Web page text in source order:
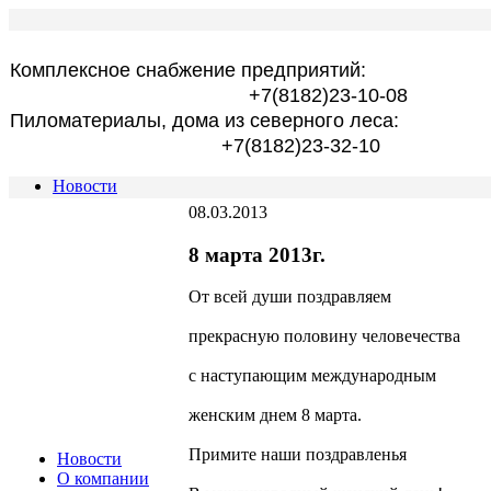
Комплексное снабжение предприятий:
+7(8182)23-10-08
Пиломатериалы, дома из северного леса:
+7(8182)23-32-10
Новости
Новости
О компании
08.03.2013
8 марта 2013г.
От всей души поздравляем
прекрасную половину человечества
с наступающим международным
женским днем 8 марта.
Примите наши поздравленья